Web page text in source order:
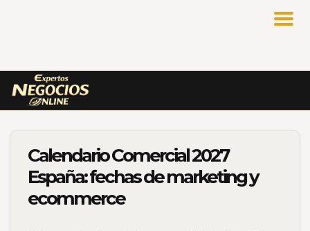
Calendario Comercial 2027
España: fechas de marketing y
ecommerce